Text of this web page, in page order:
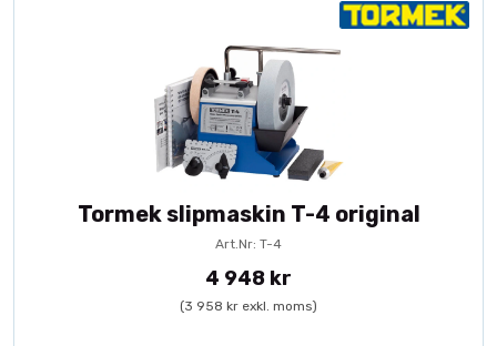
, T-3, modell 2000 och
Tormek slipmaskin T-4 original
Art.Nr: T-4
4 948 kr
(3 958 kr exkl. moms)